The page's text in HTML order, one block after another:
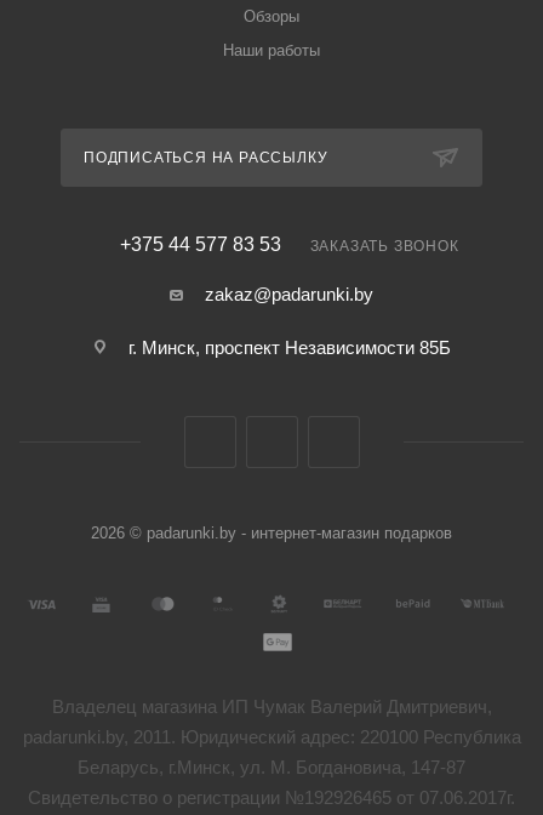
Обзоры
Наши работы
ПОДПИСАТЬСЯ НА РАССЫЛКУ
+375 44 577 83 53 ЗАКАЗАТЬ ЗВОНОК
zakaz@padarunki.by
г. Минск, проспект Независимости 85Б
2026 © padarunki.by - интернет-магазин подарков
Владелец магазина ИП Чумак Валерий Дмитриевич,
padarunki.by, 2011. Юридический адрес: 220100 Республика
Беларусь, г.Минск, ул. М. Богдановича, 147-87
Свидетельство о регистрации №192926465 от 07.06.2017г.